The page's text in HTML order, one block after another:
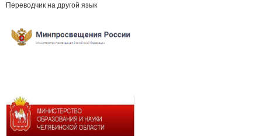
Переводчик на другой язык